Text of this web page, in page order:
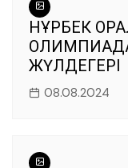
НҰРБЕК
ЖҮЛДЕГЕРІ
08.08.2024